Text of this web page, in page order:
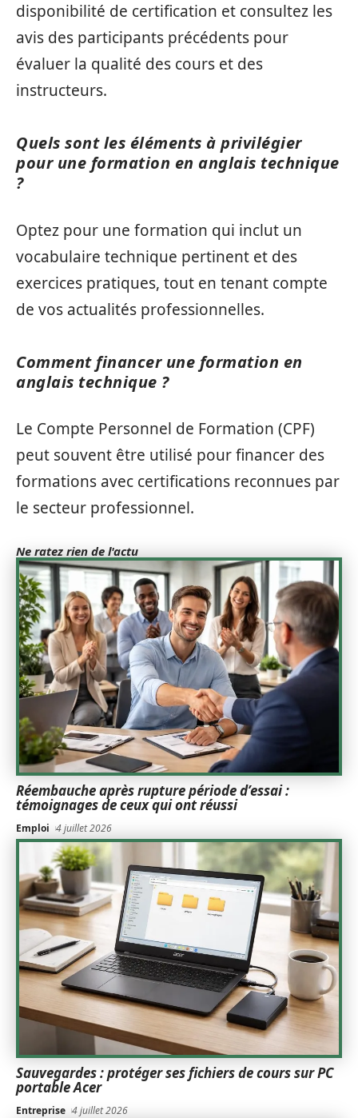
disponibilité de certification et consultez les
avis des participants précédents pour
évaluer la qualité des cours et des
instructeurs.
Quels sont les éléments à privilégier
pour une formation en anglais technique
?
Optez pour une formation qui inclut un
vocabulaire technique pertinent et des
exercices pratiques, tout en tenant compte
de vos actualités professionnelles.
Comment financer une formation en
anglais technique ?
Le Compte Personnel de Formation (CPF)
peut souvent être utilisé pour financer des
formations avec certifications reconnues par
le secteur professionnel.
Ne ratez rien de l'actu
Réembauche après rupture période d’essai :
témoignages de ceux qui ont réussi
Emploi 4 juillet 2026
Sauvegardes : protéger ses fichiers de cours sur PC
portable Acer
Entreprise 4 juillet 2026